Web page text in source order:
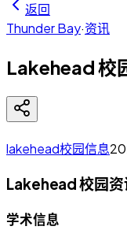
返回
Thunder Bay·资讯
Lakehead 校
lakehead校园信息
Lakehead 校园
学术信息